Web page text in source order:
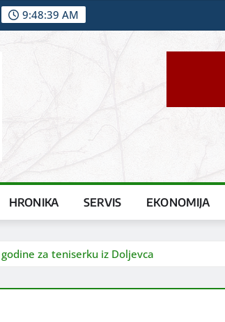
9:48:41 AM
HRONIKA SERVIS EKONOMIJA
za teniserku iz Doljevca